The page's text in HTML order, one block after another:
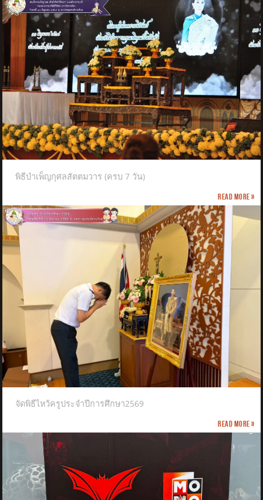
พิธีบำเพ็ญกุศลสัตตมวาร (ครบ 7 วัน)
Read more »
จัดพิธีไหว้ครูประจำปีการศึกษา2569
Read more »